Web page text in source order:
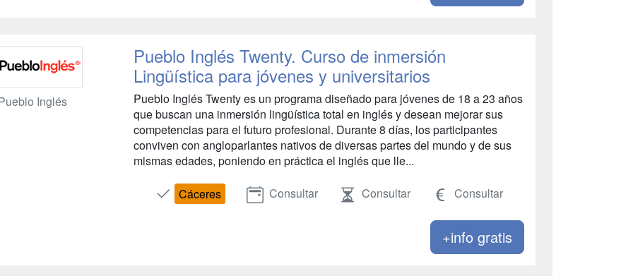
Inglés
Pueblo Inglés Twenty. Curso de inmersión
Lingüística para jóvenes y universitarios
Pueblo Inglés Twenty es un programa diseñado para jóvenes de 18 a 23 años
que buscan una inmersión lingüística total en inglés y desean mejorar sus
competencias para el futuro profesional. Durante 8 días, los participantes
conviven con angloparlantes nativos de diversas partes del mundo y de sus
mismas edades, poniendo en práctica el inglés que lle...
Cáceres Consultar Consultar Consultar
+info gratis